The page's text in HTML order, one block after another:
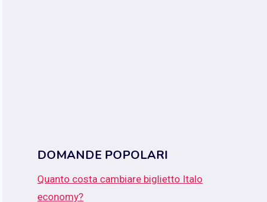
DOMANDE POPOLARI
Quanto costa cambiare biglietto Italo
economy?